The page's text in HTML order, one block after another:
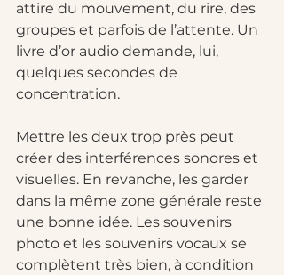
attire du mouvement, du rire, des
groupes et parfois de l’attente. Un
livre d’or audio demande, lui,
quelques secondes de
concentration.
Mettre les deux trop près peut
créer des interférences sonores et
visuelles. En revanche, les garder
dans la même zone générale reste
une bonne idée. Les souvenirs
photo et les souvenirs vocaux se
complètent très bien, à condition